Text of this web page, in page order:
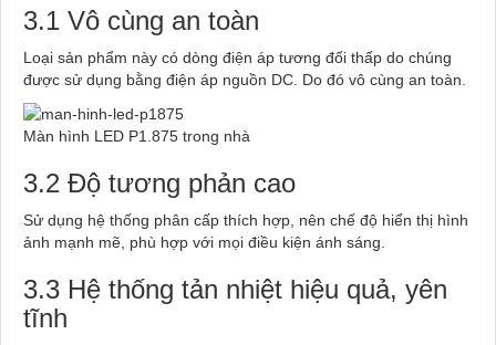
3.1 Vô cùng an toàn
Loại sản phẩm này có dòng điện áp tương đối thấp do chúng
được sử dụng bằng điện áp nguồn DC. Do đó vô cùng an toàn.
Màn hình LED P1.875 trong nhà
3.2 Độ tương phản cao
Sử dụng hệ thống phân cấp thích hợp, nên chế độ hiển thị hình
ảnh mạnh mẽ, phù hợp với mọi điều kiện ánh sáng.
3.3 Hệ thống tản nhiệt hiệu quả, yên
tĩnh